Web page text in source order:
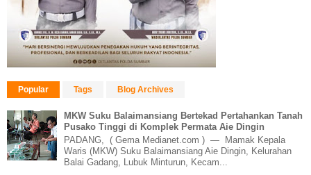
Popular Tags Blog Archives
MKW Suku Balaimansiang Bertekad Pertahankan Tanah
Pusako Tinggi di Komplek Permata Aie Dingin
PADANG, ( Gema Medianet.com ) — Mamak Kepala
Waris (MKW) Suku Balaimansiang Aie Dingin, Kelurahan
Balai Gadang, Lubuk Minturun, Kecam...